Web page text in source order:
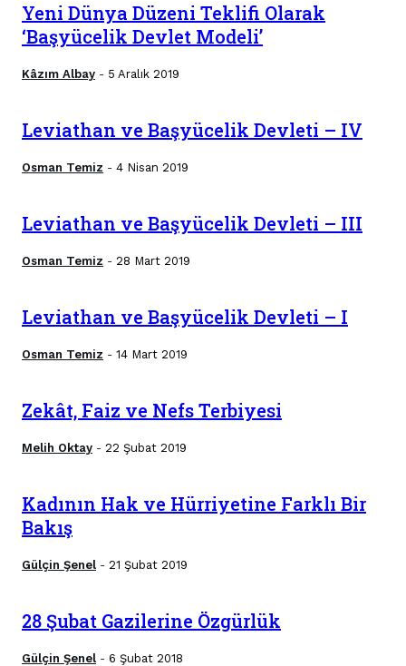
Yeni Dünya Düzeni Teklifi Olarak
‘Başyücelik Devlet Modeli’
Kâzım Albay - 5 Aralık 2019
Leviathan ve Başyücelik Devleti – IV
Osman Temiz - 4 Nisan 2019
Leviathan ve Başyücelik Devleti – III
Osman Temiz - 28 Mart 2019
Leviathan ve Başyücelik Devleti – I
Osman Temiz - 14 Mart 2019
Zekât, Faiz ve Nefs Terbiyesi
Melih Oktay - 22 Şubat 2019
Kadının Hak ve Hürriyetine Farklı Bir
Bakış
Gülçin Şenel - 21 Şubat 2019
28 Şubat Gazilerine Özgürlük
Gülçin Şenel - 6 Şubat 2018